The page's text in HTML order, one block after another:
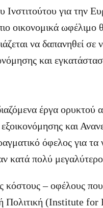
Ινστιτούτου για την
οικονομικά ωφέλιμο
να δαπανηθεί σε
και
έργα ορυκτού
εξοικονόμησης και
όφελος για τα
κατά πολύ
κόστους – οφέλους
Πολιτική (Institute